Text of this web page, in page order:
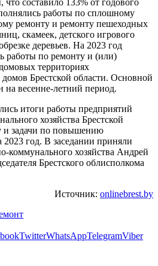
работы по сплошному
ремонту и ремонту пешеходных
скамеек, детского игрового
деревьев. На 2023 год
работы по ремонту и (или)
территориях
Брестской области. Основной
на весенне-летний период.
итоги работы предприятий
хозяйства Брестской
и задачи по повышению
год. В заседании приняли
коммунального хозяйства Андрей
Брестского облисполкома
Источник: onlinebrest.by
TwitterWhatsAppTelegramViber